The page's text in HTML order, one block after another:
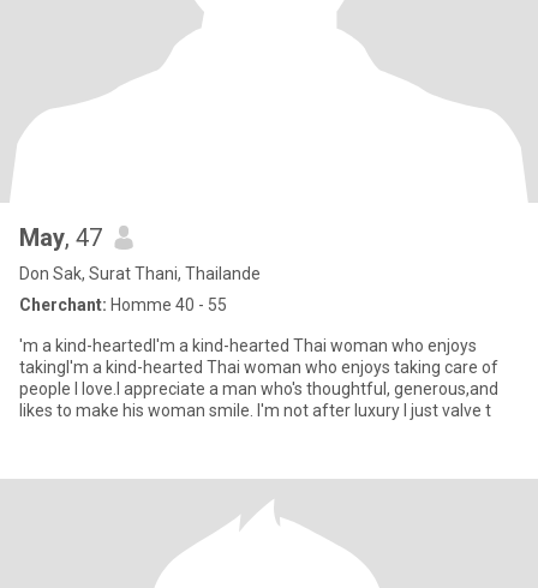
May, 47
Don Sak, Surat Thani, Thailande
Cherchant: Homme 40 - 55
'm a kind-heartedI'm a kind-hearted Thai woman who enjoys
takingI'm a kind-hearted Thai woman who enjoys taking care of
people I love.I appreciate a man who's thoughtful, generous,and
likes to make his woman smile. I'm not after luxury I just valve t